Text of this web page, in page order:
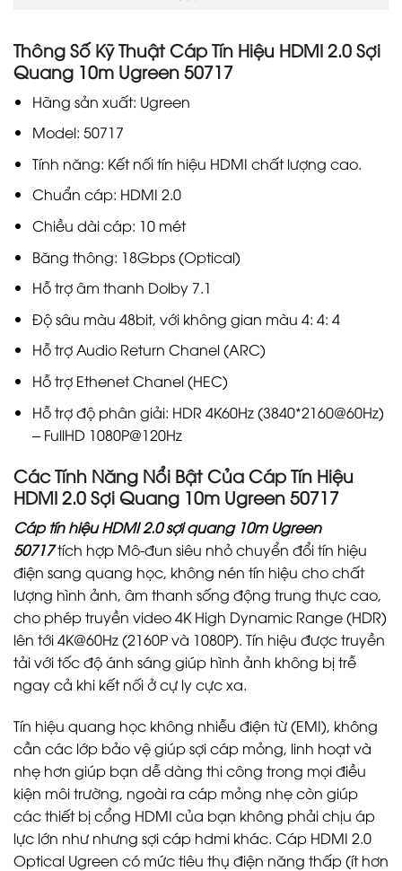
Thông Số Kỹ Thuật Cáp Tín Hiệu HDMI 2.0 Sợi
Quang 10m Ugreen 50717
Hãng sản xuất: Ugreen
Model: 50717
Tính năng: Kết nối tín hiệu HDMI chất lượng cao.
Chuẩn cáp: HDMI 2.0
Chiều dài cáp: 10 mét
Băng thông: 18Gbps (Optical)
Hỗ trợ âm thanh Dolby 7.1
Độ sâu màu 48bit, với không gian màu 4: 4: 4
Hỗ trợ Audio Return Chanel (ARC)
Hỗ trợ Ethenet Chanel (HEC)
Hỗ trợ độ phân giải: HDR 4K60Hz (3840*2160@60Hz)
– FullHD 1080P@120Hz
Các Tính Năng Nổi Bật Của Cáp Tín Hiệu
HDMI 2.0 Sợi Quang 10m Ugreen 50717
Cáp tín hiệu HDMI 2.0 sợi quang 10m Ugreen
50717tích hợp Mô-đun siêu nhỏ chuyển đổi tín hiệu
điện sang quang học, không nén tín hiệu cho chất
lượng hình ảnh, âm thanh sống động trung thực cao,
cho phép truyền video 4K High Dynamic Range (HDR)
lên tới 4K@60Hz (2160P và 1080P). Tín hiệu được truyền
tải với tốc độ ánh sáng giúp hình ảnh không bị trễ
ngay cả khi kết nối ở cự ly cực xa.
Tín hiệu quang học không nhiễu điện từ (EMI), không
cần các lớp bảo vệ giúp sợi cáp mỏng, linh hoạt và
nhẹ hơn giúp bạn dễ dàng thi công trong mọi điều
kiện môi trường, ngoài ra cáp mỏng nhẹ còn giúp
các thiết bị cổng HDMI của bạn không phải chịu áp
lực lớn như nhưng sợi cáp hdmi khác. Cáp HDMI 2.0
Optical Ugreen có mức tiêu thụ điện năng thấp (ít hơn